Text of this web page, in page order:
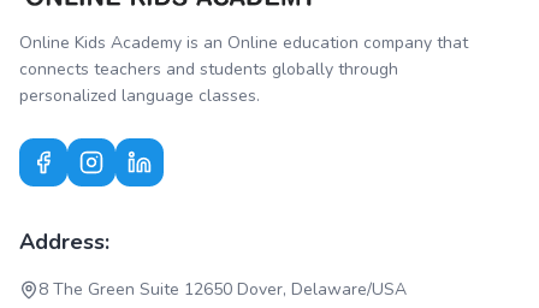
Online Kids Academy is an Online education company that
connects teachers and students globally through
personalized language classes.
Address:
8 The Green Suite 12650 Dover, Delaware/USA